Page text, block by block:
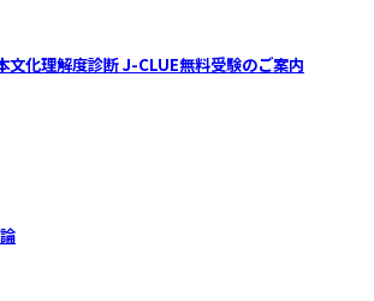
文化理解度診断 J-CLUE無料受験のご案内